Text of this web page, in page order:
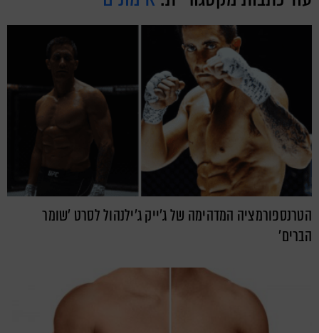
הטרנספורמציה המדהימה של ג'ייק ג'ילנהול לסרט 'שומר
הברים'